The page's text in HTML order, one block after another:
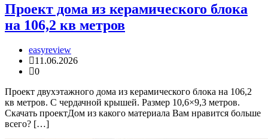
Проект дома из керамического блока
на 106,2 кв метров
easyreview
11.06.2026
0
Проект двухэтажного дома из керамического блока на 106,2
кв метров. С чердачной крышей. Размер 10,6×9,3 метров.
Скачать проектДом из какого материала Вам нравится больше
всего? […]